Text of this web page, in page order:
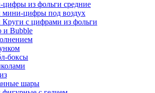
из фольги средние
цифры под воздух
с цифрами из фольги
Bubble
боксы
шары